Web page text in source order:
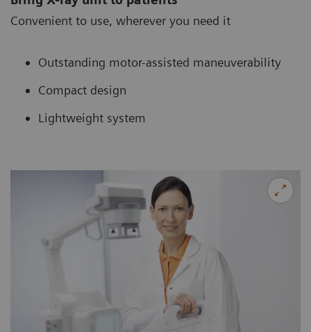
Convenient to use, wherever you need it
Outstanding motor-assisted maneuverability
Compact design
Lightweight system